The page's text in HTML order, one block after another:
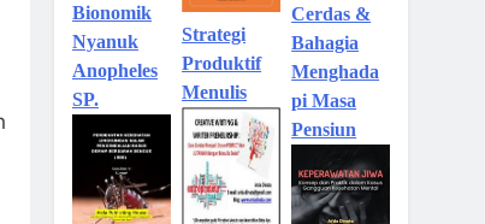
Bionomik
Nyanuk
Anopheles
SP.
Strategi
Produktif
Menulis
Cerdas &
Bahagia
Menghada
pi Masa
Pensiun